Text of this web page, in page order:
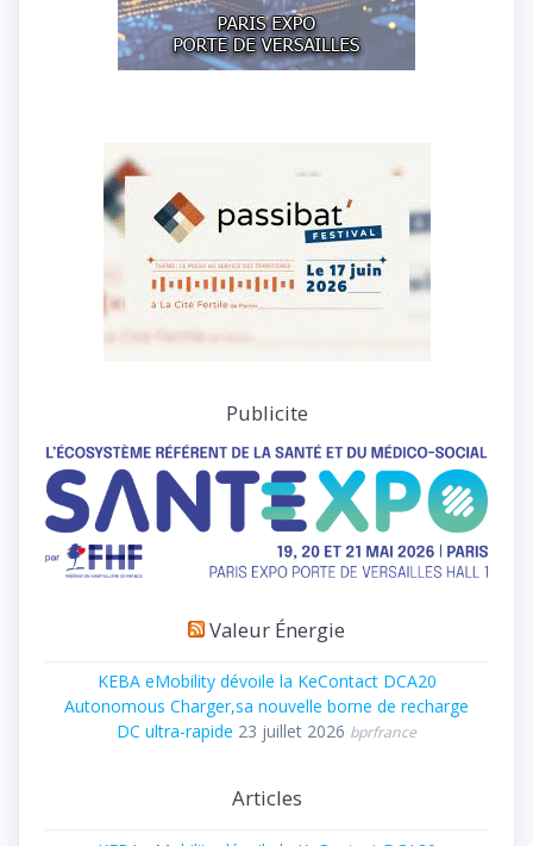
Publicite
Valeur Énergie
KEBA eMobility dévoile la KeContact DCA20
Autonomous Charger,sa nouvelle borne de recharge
DC ultra-rapide 23 juillet 2026 bprfrance
Articles